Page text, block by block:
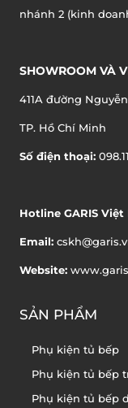
nhánh 2 (kinh
SHOWROOM VÀ
411A đường
TP. Hồ Chí Minh
Số điện thoại:
Hotline GARIS Việt
Email:
Website:
SẢN PHẨM
Phụ kiện tủ bếp
Phụ kiện tủ bếp
Phụ kiện tủ bếp